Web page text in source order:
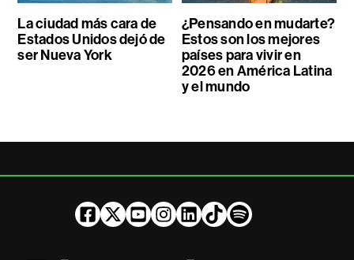
La ciudad más cara de
Estados Unidos dejó de
ser Nueva York
¿Pensando en mudarte?
Estos son los mejores
países para vivir en
2026 en América Latina
y el mundo